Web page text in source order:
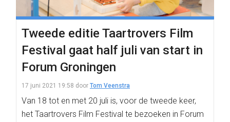
Tweede editie Taartrovers Film
Festival gaat half juli van start in
Forum Groningen
17 juni 2021 19:58 door Tom Veenstra
Van 18 tot en met 20 juli is, voor de tweede keer,
het Taartrovers Film Festival te bezoeken in Forum